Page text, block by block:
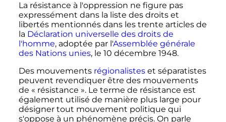
La résistance à l'oppression ne figure pas
expressément dans la liste des droits et
libertés mentionnés dans les trente articles de
la Déclaration universelle des droits de
l'homme, adoptée par l'Assemblée générale
des Nations unies, le 10 décembre 1948.
Des mouvements régionalisteset séparatistes
peuvent revendiquer être des mouvements
de « résistance ». Le terme de résistance est
également utilisé de manière plus large pour
désigner tout mouvement politique qui
s'oppose à un phénomène précis. On parle